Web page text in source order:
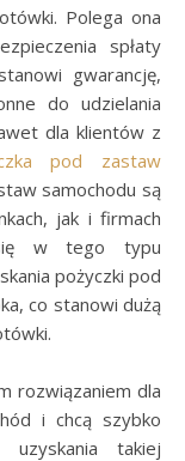
Polega ona
spłaty
gwarancję,
do udzielania
dla klientów z
pod zastaw
samochodu są
jak i firmach
się w tego typu
pożyczki pod
co stanowi dużą
rozwiązaniem dla
i chcą szybko
uzyskania takiej